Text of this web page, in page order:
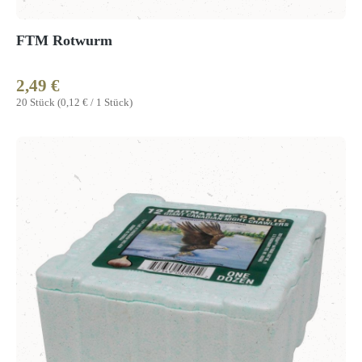
FTM Rotwurm
20 Stück (0,12 € / 1 Stück)
Regulärer Preis:
2,49 €